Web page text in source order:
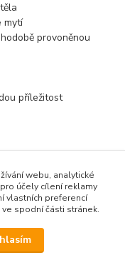
mytí
provoněnou
příležitost
webu, analytické
účely cílení reklamy
vlastních preferencí
spodní části stránek.